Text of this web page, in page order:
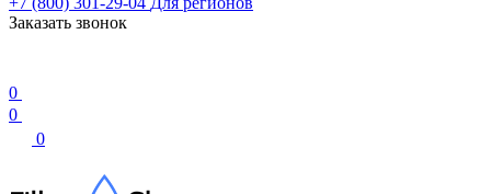
Заказать звонок
0
0
0